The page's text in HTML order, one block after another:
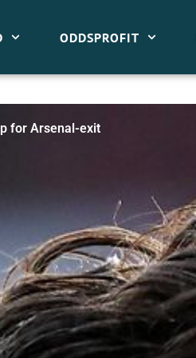
ODDSPROFIT
for Arsenal-exit